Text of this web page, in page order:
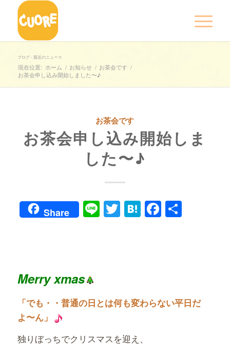
ブログ - 最近のニュース
現在位置: ホーム / お知らせ / お茶会です /
お茶会申し込み開始しました〜♪
お茶会です
お茶会申し込み開始しま
した〜♪
Share LineTwitter
Hatena共
Merry xmas
「でも・・普通の日とは何も変わらない平日だ
よ〜ん」
独りぼっちでクリスマスを迎え、